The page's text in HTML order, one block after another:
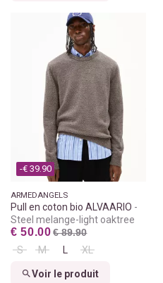
-€ 39.90
ARMEDANGELS
Pull en coton bio ALVAARIO
Steel melange-light oaktree
€ 50.00 € 89.90
S
M L XL
Voir le produit